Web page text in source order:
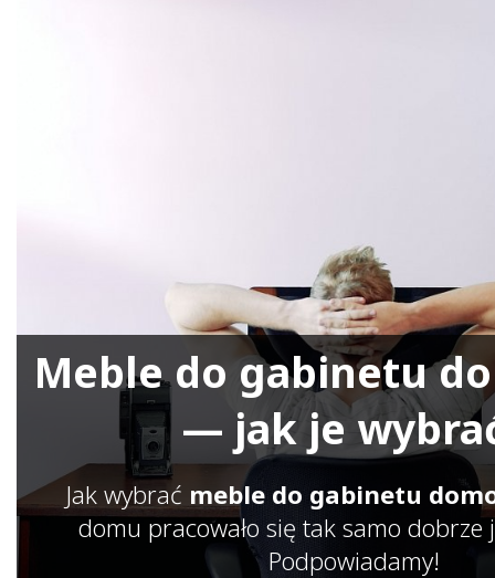
Meble do gabinetu
— jak je
Jak wybrać meble do gabinetu
domu pracowało się tak samo dobrze
Podpowiadamy!